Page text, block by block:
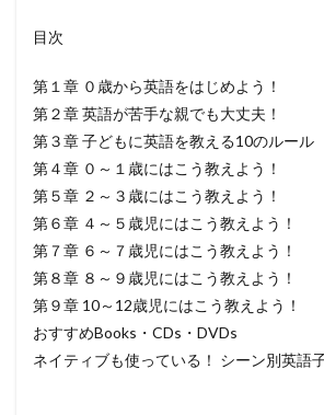
目次
第１章 ０歳から英語をはじめよう！
第２章 英語が苦手な親でも大丈夫！
第３章 子どもに英語を教える10のルール
第４章 ０～１歳にはこう教えよう！
第５章 ２～３歳にはこう教えよう！
第６章 ４～５歳児にはこう教えよう！
第７章 ６～７歳児にはこう教えよう！
第８章 ８～９歳児にはこう教えよう！
第９章 10～12歳児にはこう教えよう！
おすすめBooks・CDs・DVDs
ネイティブも使っている！ シーン別英語